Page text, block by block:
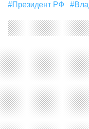
#президент РФ